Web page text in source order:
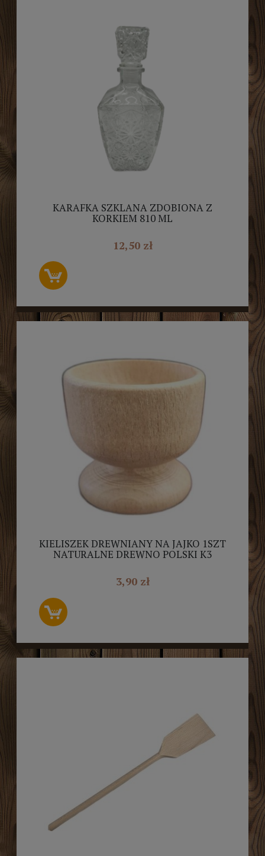
KARAFKA SZKLANA ZDOBIONA Z
KORKIEM 810 ML
12,50 zł
KIELISZEK DREWNIANY NA JAJKO 1SZT
NATURALNE DREWNO POLSKI K3
3,90 zł